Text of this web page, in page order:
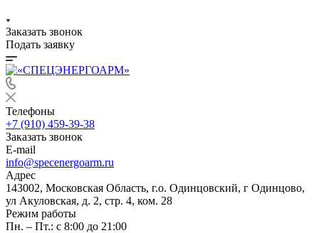
Заказать звонок
Подать заявку
Телефоны
+7 (910) 459-39-38
Заказать звонок
E-mail
info@specenergoarm.ru
Адрес
143002, Московская Область, г.о. Одинцовский, г Одинцово,
ул Акуловская, д. 2, стр. 4, ком. 28
Режим работы
Пн. – Пт.: с 8:00 до 21:00